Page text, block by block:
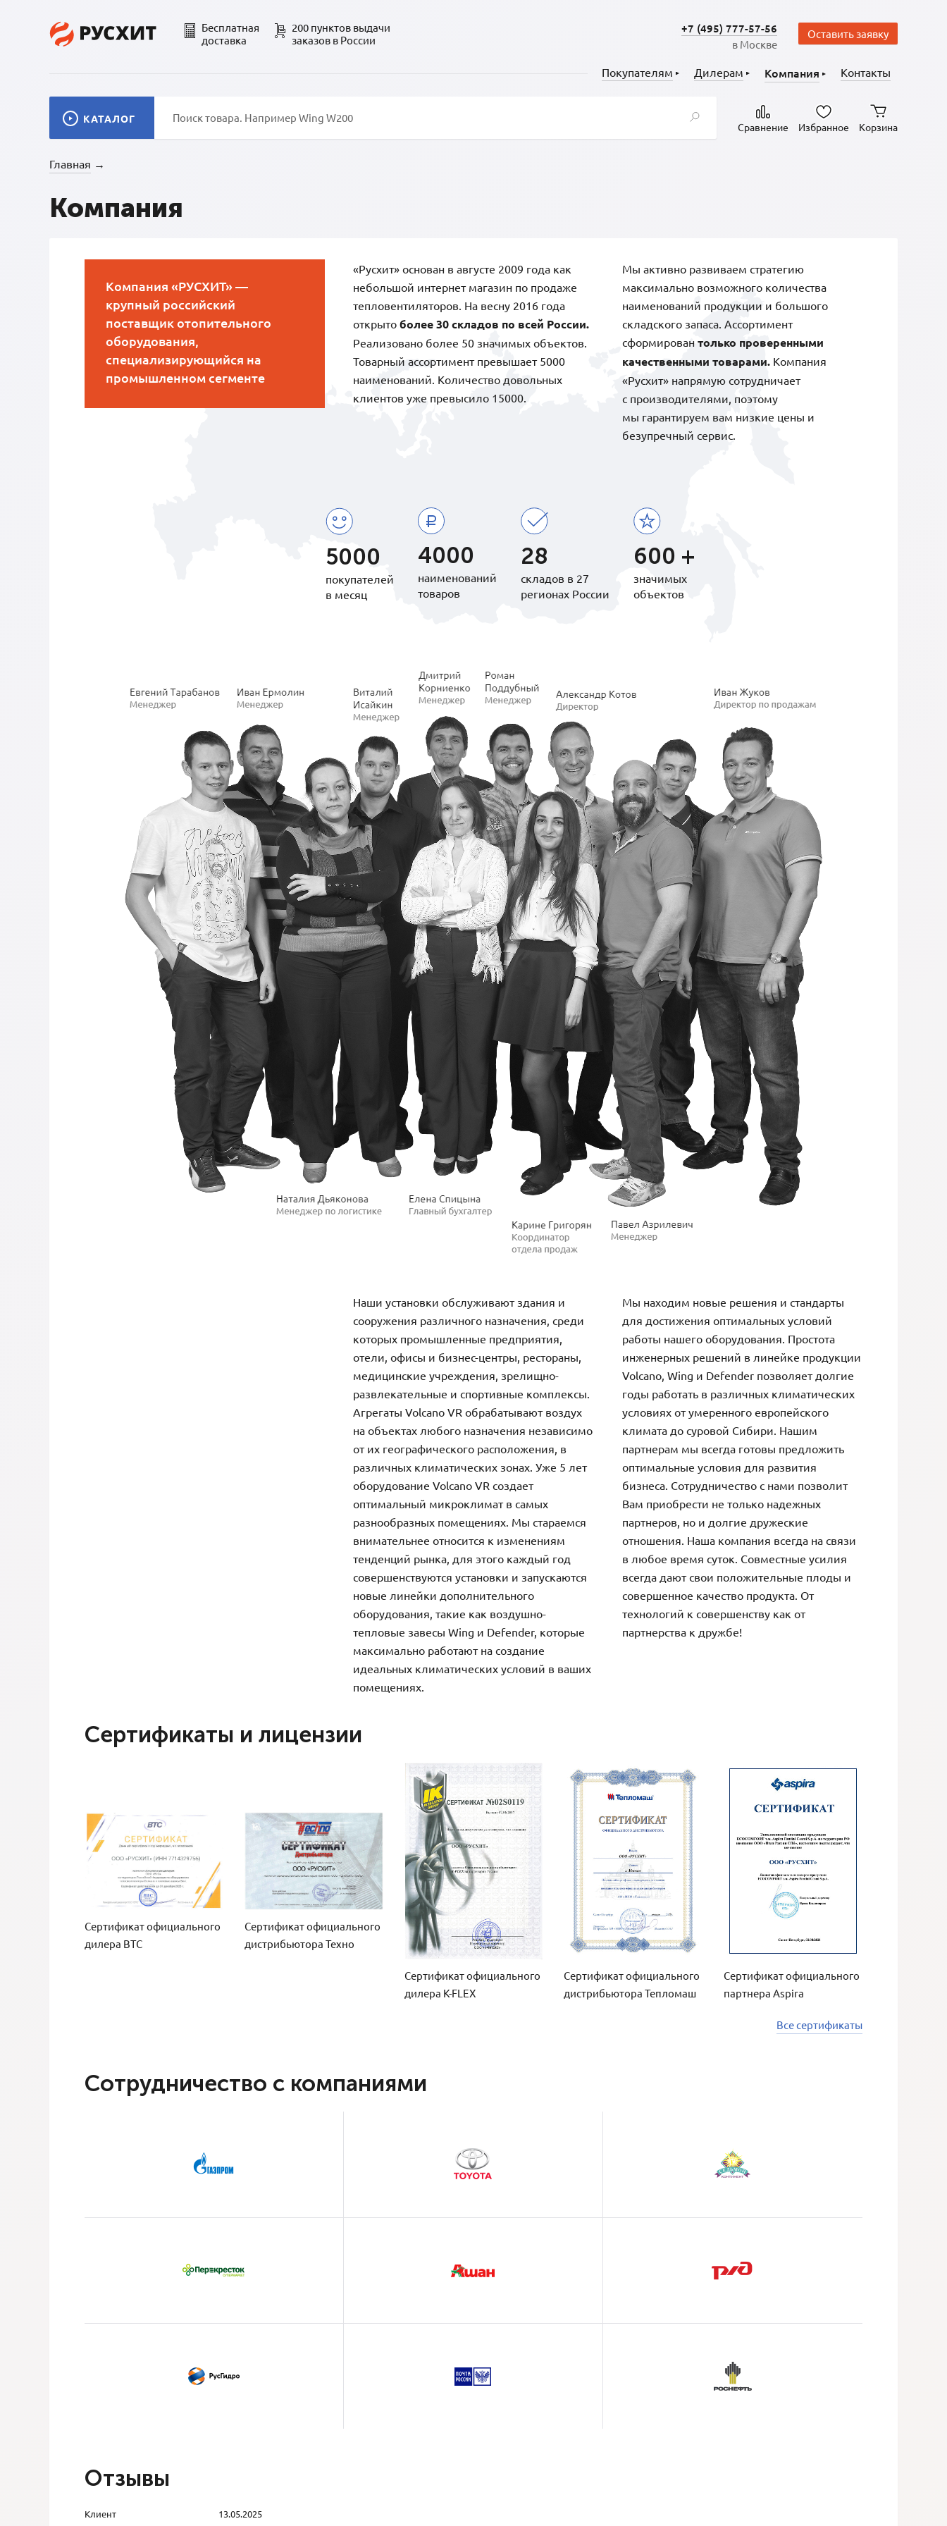
Бесплатная
доставка
200 пунктов выдачи
заказов в России
+7 (495) 777-57-56
в Москве
Оставить заявку
Покупателям Дилерам Компания Контакты
КАТАЛОГ
Сравнение Избранное Корзина
Главная →
Компания
Компания «РУСХИТ» —
крупный российский
поставщик отопительного
оборудования,
специализирующийся на
промышленном сегменте
«Русхит» основан в августе 2009 года как
небольшой интернет магазин по продаже
тепловентиляторов. На весну 2016 года
открытоболее 30 складов по всей России.
Реализовано более 50 значимых объектов.
Товарный ассортимент превышает 5000
наименований. Количество довольных
клиентов уже превысило 15000.
Мы активно развиваем стратегию
максимально возможного количества
наименований продукции и большого
складского запаса. Ассортимент
сформирован только проверенными
качественными товарами.Компания
«Русхит» напрямую сотрудничает
с производителями, поэтому
мы гарантируем вам низкие цены и
безупречный сервис.
5000
покупателей
в месяц
4000
наименований
товаров
28
складов в 27
регионах России
600 +
значимых
объектов
Наши установки обслуживают здания и
сооружения различного назначения, среди
которых промышленные предприятия,
отели, офисы и бизнес-центры, рестораны,
медицинские учреждения, зрелищно-
развлекательные и спортивные комплексы.
Агрегаты Volcano VR обрабатывают воздух
на объектах любого назначения независимо
от их географического расположения, в
различных климатических зонах. Уже 5 лет
оборудование Volcano VR создает
оптимальный микроклимат в самых
разнообразных помещениях. Мы стараемся
внимательнее относится к изменениям
тенденций рынка, для этого каждый год
совершенствуются установки и запускаются
новые линейки дополнительного
оборудования, такие как воздушно-
тепловые завесы Wing и Defender, которые
максимально работают на создание
идеальных климатических условий в ваших
помещениях.
Мы находим новые решения и стандарты
для достижения оптимальных условий
работы нашего оборудования. Простота
инженерных решений в линейке продукции
Volcano, Wing и Defender позволяет долгие
годы работать в различных климатических
условиях от умеренного европейского
климата до суровой Сибири. Нашим
партнерам мы всегда готовы предложить
оптимальные условия для развития
бизнеса. Сотрудничество с нами позволит
Вам приобрести не только надежных
партнеров, но и долгие дружеские
отношения. Наша компания всегда на связи
в любое время суток. Совместные усилия
всегда дают свои положительные плоды и
совершенное качество продукта. От
технологий к совершенству как от
партнерства к дружбе!
Сертификаты и лицензии
Сертификат официального
дилера ВТС
Сертификат официального
дистрибьютора Техно
Сертификат официального
дилера K-FLEX
Сертификат официального
дистрибьютора Тепломаш
Сертификат официального
партнера Aspira
Все сертификаты
Сотрудничество с компаниями
Отзывы
Клиент 13.05.2025